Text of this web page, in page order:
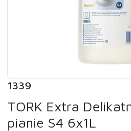
1339
TORK Extra
pianie S4 6x1L